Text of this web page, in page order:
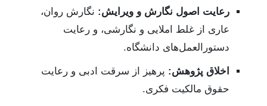
رعایت اصول نگارش و ویرایش: نگارش روان،
عاری از غلط املایی و نگارشی، و رعایت
دستورالعمل‌های دانشگاه.
اخلاق پژوهش: پرهیز از سرقت ادبی و رعایت
حقوق مالکیت فکری.